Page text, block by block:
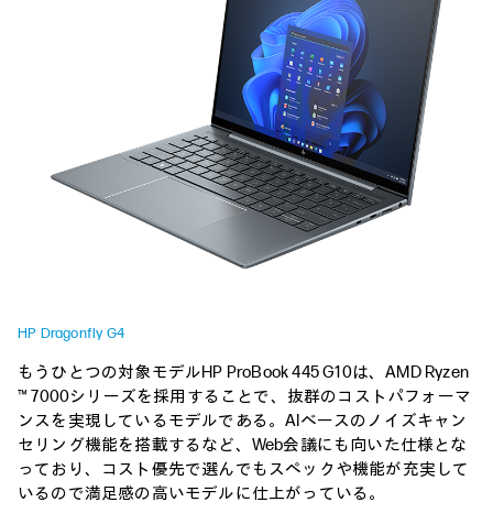
HP Dragonfly G4
もうひとつの対象モデルHP ProBook 445 G10は、AMD Ryzen
™ 7000シリーズを採用することで、抜群のコストパフォーマ
ンスを実現しているモデルである。AIベースのノイズキャン
セリング機能を搭載するなど、Web会議にも向いた仕様とな
っており、コスト優先で選んでもスペックや機能が充実して
いるので満足感の高いモデルに仕上がっている。